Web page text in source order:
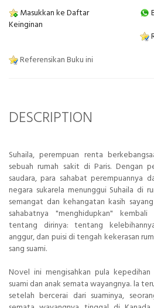
Masukkan ke Daftar
Keinginan
Referensikan Buku ini
DESCRIPTION
Suhaila, perempuan renta
sebuah rumah sakit di Paris. Dengan
saudara, para sahabat perempuannya
negara sukarela menunggui Suhaila di
semangat dan kehangatan kasih
sahabatnya "menghidupkan" kembali
tentang dirinya: tentang
anggur, dan puisi di tengah kekerasan
sang suami.
Novel ini mengisahkan pula
suami dan anak semata wayangnya. la
setelah bercerai dari suaminya,